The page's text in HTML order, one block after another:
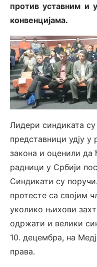
против уставним и
конвенцијама.
Лидери синдиката
представници удју у
закона и оценили да
радници у Србији
Синдикати су
протесте са својим
уколико њихови
одржати и велики
10. децембра, на
права.